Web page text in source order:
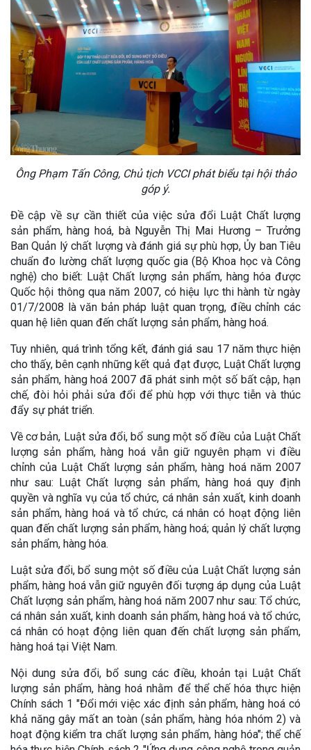
Ông Phạm Tấn Công, Chủ tịch VCCI phát biểu tại hội thảo
góp ý.
Đề cập về sự cần thiết của việc sửa đổi Luật Chất lượng
sản phẩm, hàng hoá, bà Nguyễn Thị Mai Hương – Trưởng
Ban Quản lý chất lượng và đánh giá sự phù hợp, Ủy ban Tiêu
chuẩn đo lường chất lượng quốc gia (Bộ Khoa học và Công
nghệ) cho biết: Luật Chất lượng sản phẩm, hàng hóa được
Quốc hội thông qua năm 2007, có hiệu lực thi hành từ ngày
01/7/2008 là văn bản pháp luật quan trọng, điều chỉnh các
quan hệ liên quan đến chất lượng sản phẩm, hàng hoá.
Tuy nhiên, quá trình tổng kết, đánh giá sau 17 năm thực hiện
cho thấy, bên cạnh những kết quả đạt được, Luật Chất lượng
sản phẩm, hàng hoá 2007 đã phát sinh một số bất cập, hạn
chế, đòi hỏi phải sửa đổi để phù hợp với thực tiễn và thúc
đẩy sự phát triển.
Về cơ bản, Luật sửa đổi, bổ sung một số điều của Luật Chất
lượng sản phẩm, hàng hoá vẫn giữ nguyên phạm vi điều
chỉnh của Luật Chất lượng sản phẩm, hàng hoá năm 2007
như sau: Luật Chất lượng sản phẩm, hàng hoá quy định
quyền và nghĩa vụ của tổ chức, cá nhân sản xuất, kinh doanh
sản phẩm, hàng hoá và tổ chức, cá nhân có hoạt động liên
quan đến chất lượng sản phẩm, hàng hoá; quản lý chất lượng
sản phẩm, hàng hóa.
Luật sửa đổi, bổ sung một số điều của Luật Chất lượng sản
phẩm, hàng hoá vẫn giữ nguyên đối tượng áp dụng của Luật
Chất lượng sản phẩm, hàng hoá năm 2007 như sau: Tổ chức,
cá nhân sản xuất, kinh doanh sản phẩm, hàng hoá và tổ chức,
cá nhân có hoạt động liên quan đến chất lượng sản phẩm,
hàng hoá tại Việt Nam.
Nội dung sửa đổi, bổ sung các điều, khoản tại Luật Chất
lượng sản phẩm, hàng hoá nhằm để thể chế hóa thực hiện
Chính sách 1 "Đổi mới việc xác định sản phẩm, hàng hoá có
khả năng gây mất an toàn (sản phẩm, hàng hóa nhóm 2) và
hoạt động kiểm tra chất lượng sản phẩm, hàng hóa"; thể chế